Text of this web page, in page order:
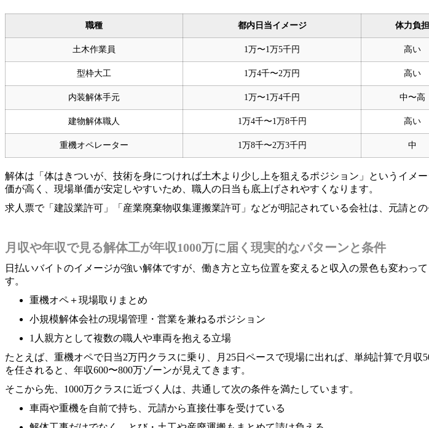
職種 都内日当イメージ 体力負担
土木作業員 1万〜1万5千円 高い
型枠大工 1万4千〜2万円 高い
内装解体手元 1万〜1万4千円 中〜高
建物解体職人 1万4千〜1万8千円 高い
重機オペレーター 1万8千〜2万3千円 中
解体は「体はきついが、技術を身につければ土木より少し上を狙えるポジション」というイメー
価が高く、現場単価が安定しやすいため、職人の日当も底上げされやすくなります。
求人票で「建設業許可」「産業廃棄物収集運搬業許可」などが明記されている会社は、元請と
月収や年収で見る解体工が年収1000万に届く現実的なパターンと条件
日払いバイトのイメージが強い解体ですが、働き方と立ち位置を変えると収入の景色も変わっ
す。
重機オペ＋現場取りまとめ
小規模解体会社の現場管理・営業を兼ねるポジション
1人親方として複数の職人や車両を抱える立場
たとえば、重機オペで日当2万円クラスに乗り、月25日ペースで現場に出れば、単純計算で月
を任されると、年収600〜800万ゾーンが見えてきます。
そこから先、1000万クラスに近づく人は、共通して次の条件を満たしています。
車両や重機を自前で持ち、元請から直接仕事を受けている